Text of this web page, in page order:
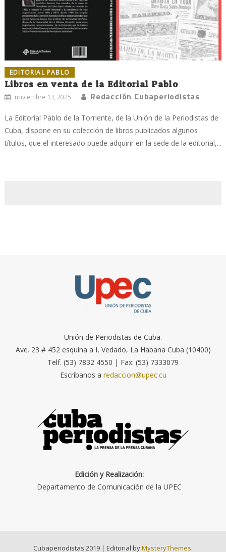
EDITORIAL PABLO
Libros en venta de la Editorial Pablo
noviembre 13, 2025 Redacción Cubaperiodistas
La Editorial Pablo de la Torriente, de la Unión de la Periodistas de
Cuba, dispone en su colección de libros publicados algunos
títulos, que el interesado puede adquirir en la sede de la editorial,...
Unión de Periodistas de Cuba.
Ave. 23 # 452 esquina a I, Vedado, La Habana Cuba (10400)
Telf. (53) 7832 4550 | Fax: (53) 7333079
Escríbanos a redaccion@upec.cu
Edición y Realización:
Departamento de Comunicación de la UPEC
Cubaperiodistas 2019 | Editorial byMysteryThemes.